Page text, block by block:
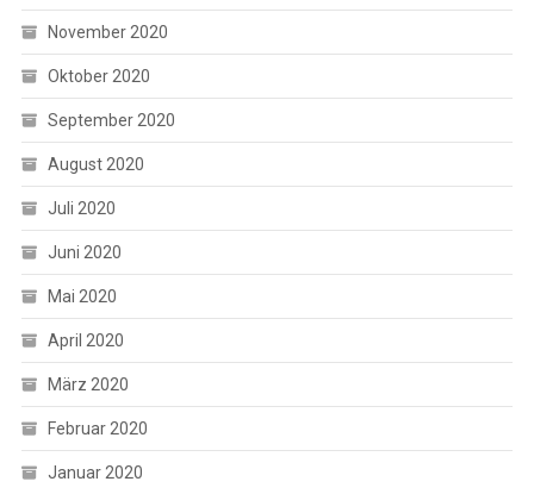
November 2020
Oktober 2020
September 2020
August 2020
Juli 2020
Juni 2020
Mai 2020
April 2020
März 2020
Februar 2020
Januar 2020